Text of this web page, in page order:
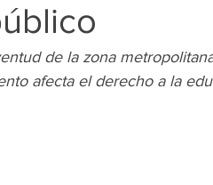
de la zona
afecta el derecho a la